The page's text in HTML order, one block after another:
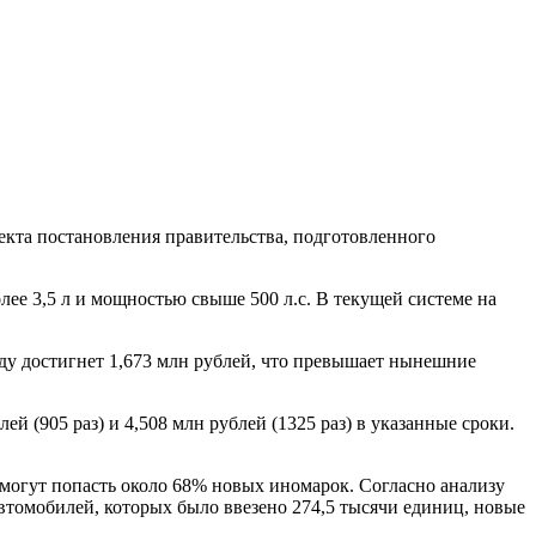
постановления правительства, подготовленного
3,5 л и мощностью свыше 500 л.с. В текущей системе на
достигнет 1,673 млн рублей, что превышает нынешние
(905 раз) и 4,508 млн рублей (1325 раз) в указанные сроки.
попасть около 68% новых иномарок. Согласно анализу
которых было ввезено 274,5 тысячи единиц, новые